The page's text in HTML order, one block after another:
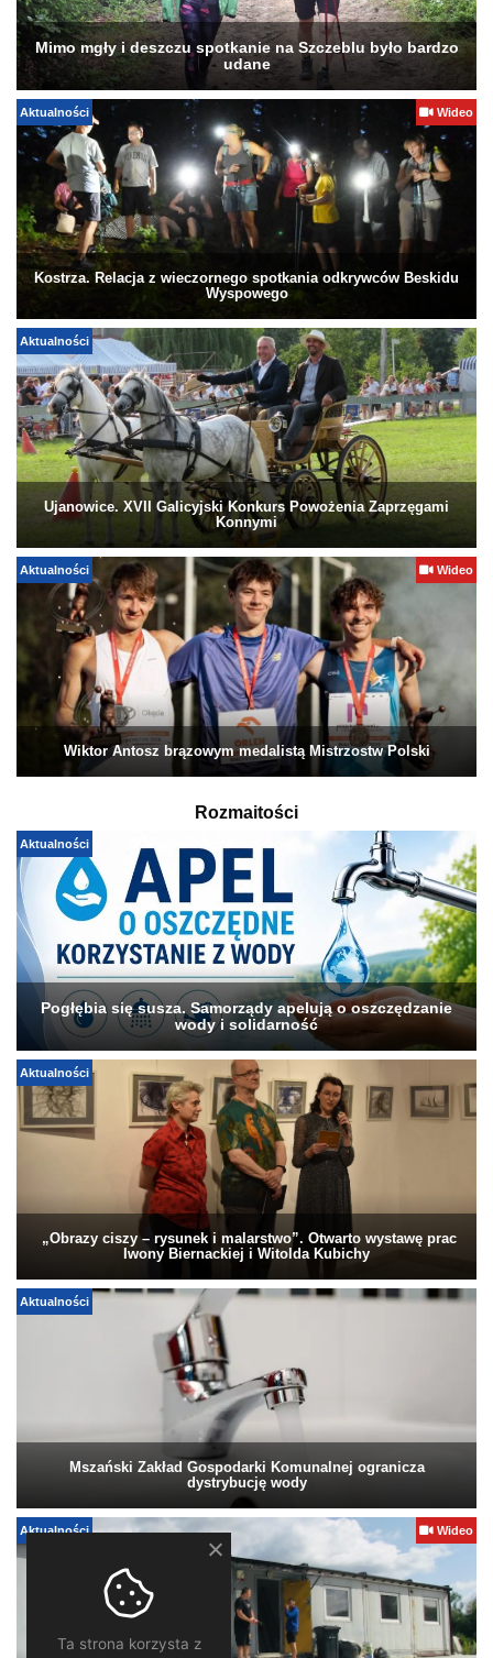
Mimo mgły i deszczu spotkanie na Szczeblu było bardzo
udane
Aktualności Wideo
Kostrza. Relacja z wieczornego spotkania odkrywców Beskidu
Wyspowego
Aktualności
Ujanowice. XVII Galicyjski Konkurs Powożenia Zaprzęgami
Konnymi
Aktualności Wideo
Wiktor Antosz brązowym medalistą Mistrzostw Polski
Rozmaitości
Aktualności
Pogłębia się susza. Samorządy apelują o oszczędzanie
wody i solidarność
Aktualności
„Obrazy ciszy – rysunek i malarstwo”. Otwarto wystawę prac
Iwony Biernackiej i Witolda Kubichy
Aktualności
Mszański Zakład Gospodarki Komunalnej ogranicza
dystrybucję wody
Aktualności Wideo
Ta strona korzysta z